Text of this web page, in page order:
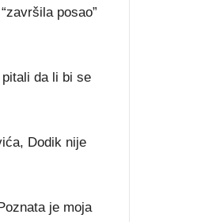
posao”
da li bi se
Dodik nije
je moja